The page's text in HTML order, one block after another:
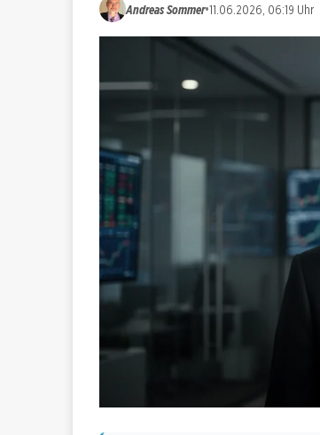
Andreas Sommer•11.06.2026, 06:19 Uhr